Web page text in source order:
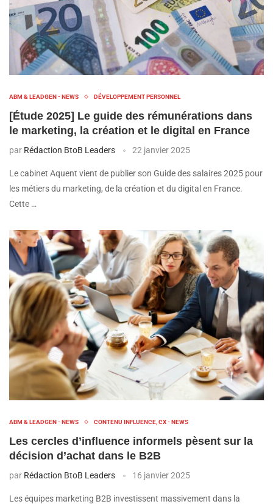
ABM & LEADGEN - NEWS DÉVELOPPEMENT PERSONNEL
[Étude 2025] Le guide des rémunérations dans
le marketing, la création et le digital en France
par Rédaction BtoB Leaders 22 janvier 2025
Le cabinet Aquent vient de publier son Guide des salaires 2025 pour
les métiers du marketing, de la création et du digital en France.
Cette …
ABM & LEADGEN - NEWS CONTENU INFLUENCE, CX - NEWS
Les cercles d’influence informels pèsent sur la
décision d’achat dans le B2B
par Rédaction BtoB Leaders 16 janvier 2025
Les équipes marketing B2B investissent massivement dans la